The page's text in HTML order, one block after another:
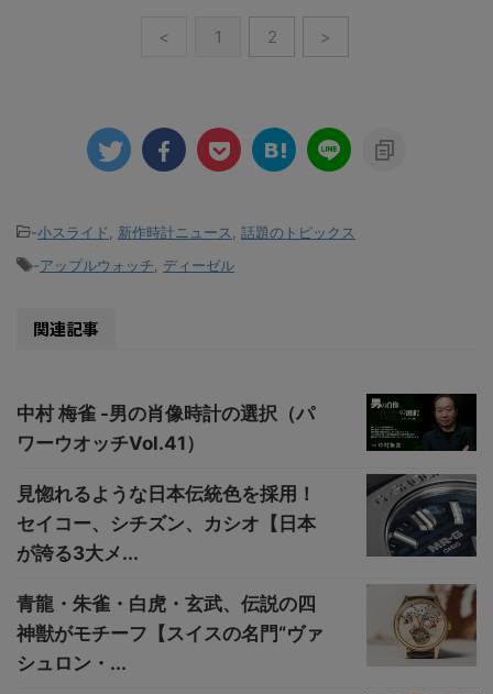
< 1 2 >
-小スライド 新作時計ニュース
話題のトピックス
-アップルウォッチ ディーゼル
関連記事
中村 梅雀 -男の肖像時計の選択（パ
ワーウオッチVol.41）
見惚れるような日本伝統色を採用！
セイコー、シチズン、カシオ【日本
が誇る3大メ...
青龍・朱雀・白虎・玄武、伝説の四
神獣がモチーフ【スイスの名門“ヴァ
シュロン・...